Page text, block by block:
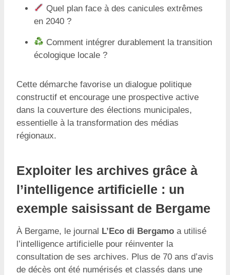
Quel plan face à des canicules extrêmes
en 2040 ?
Comment intégrer durablement la transition
écologique locale ?
Cette démarche favorise un dialogue politique
constructif et encourage une prospective active
dans la couverture des élections municipales,
essentielle à la transformation des médias
régionaux.
Exploiter les archives grâce à
l’intelligence artificielle : un
exemple saisissant de Bergame
À Bergame, le journal L’Eco di Bergamo a utilisé
l’intelligence artificielle pour réinventer la
consultation de ses archives. Plus de 70 ans d’avis
de décès ont été numérisés et classés dans une